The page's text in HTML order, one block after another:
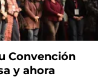
Convención
y ahora